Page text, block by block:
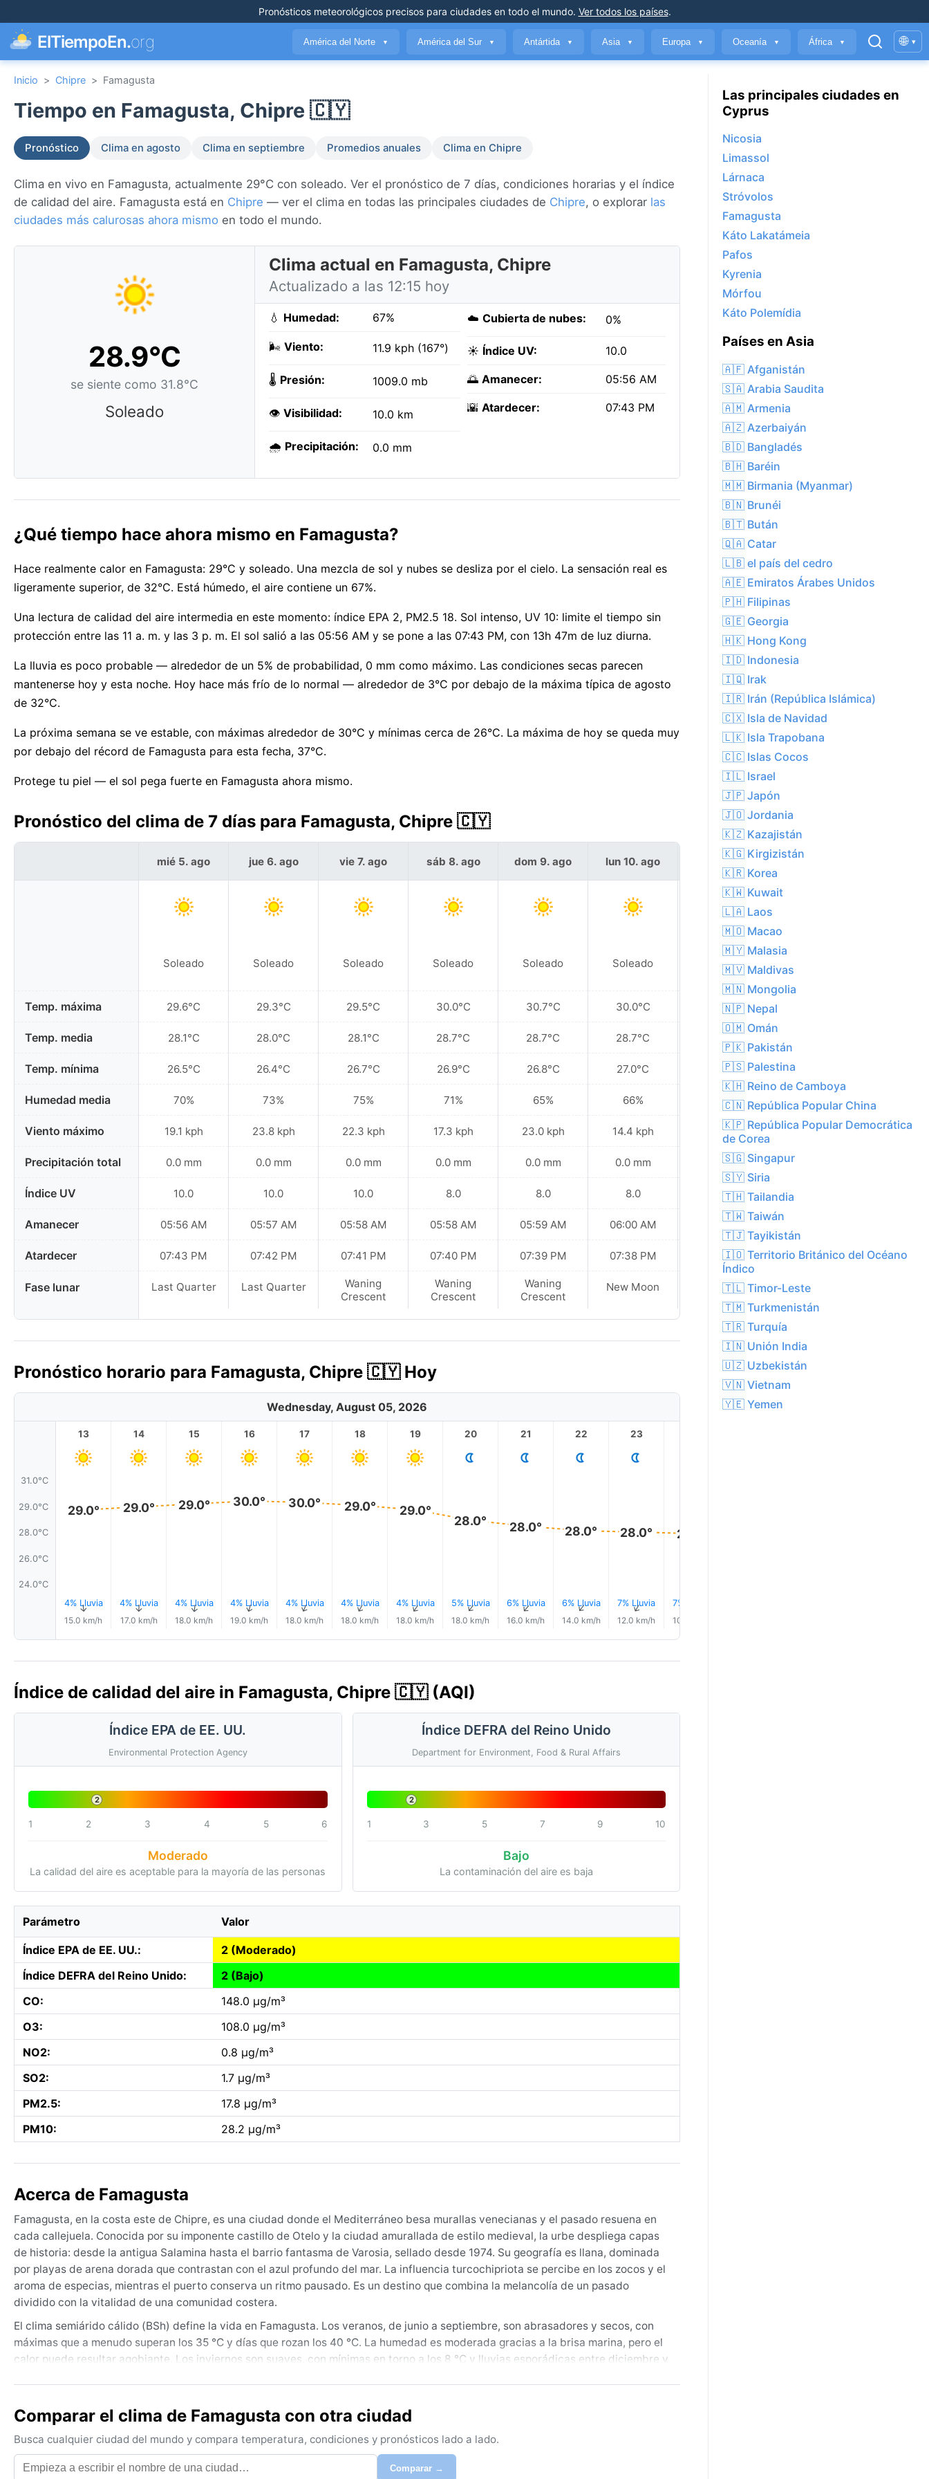
Pronósticos meteorológicos precisospara ciudades en todo el mundo. Ver todos los países.
ElTiempoEn.org América del Norte ▼ América del Sur ▼ Antártida ▼ Asia ▼ Europa ▼ Oceanía ▼ África ▼ 🌐 ▾
Inicio > Chipre > Famagusta
Tiempo en Famagusta, Chipre 🇨🇾
Pronóstico Clima en agosto Clima en septiembre Promedios anuales Clima en Chipre
Clima en vivo en Famagusta, actualmente 29°C con soleado. Ver el pronóstico de 7 días, condiciones horarias y el índice
de calidad del aire. Famagusta está en Chipre — ver el clima en todas las principales ciudades de Chipre, o explorar las
ciudades más calurosas ahora mismo en todo el mundo.
28.9°C
se siente como 31.8°C
Soleado
Clima actual en Famagusta, Chipre
Actualizado a las 12:15 hoy
💧 Humedad: 67%
🌬️ Viento: 11.9 kph (167°)
🌡️ Presión: 1009.0 mb
👁️ Visibilidad: 10.0 km
🌧️ Precipitación: 0.0 mm
☁️ Cubierta de nubes: 0%
☀️ Índice UV: 10.0
🌅 Amanecer: 05:56 AM
🌇 Atardecer: 07:43 PM
¿Qué tiempo hace ahora mismo en Famagusta?
Hace realmente calor en Famagusta: 29°C y soleado. Una mezcla de sol y nubes se desliza por el cielo. La sensación real es
ligeramente superior, de 32°C. Está húmedo, el aire contiene un 67%.
Una lectura de calidad del aire intermedia en este momento: índice EPA 2, PM2.5 18. Sol intenso, UV 10: limite el tiempo sin
protección entre las 11 a. m. y las 3 p. m. El sol salió a las 05:56 AM y se pone a las 07:43 PM, con 13h 47m de luz diurna.
La lluvia es poco probable — alrededor de un 5% de probabilidad, 0 mm como máximo. Las condiciones secas parecen
mantenerse hoy y esta noche. Hoy hace más frío de lo normal — alrededor de 3°C por debajo de la máxima típica de agosto
de 32°C.
La próxima semana se ve estable, con máximas alrededor de 30°C y mínimas cerca de 26°C. La máxima de hoy se queda muy
por debajo del récord de Famagusta para esta fecha, 37°C.
Protege tu piel — el sol pega fuerte en Famagusta ahora mismo.
Pronóstico del clima de 7 días para Famagusta, Chipre 🇨🇾
Temp. máxima
Temp. media
Temp. mínima
Humedad media
Viento máximo
Precipitación total
Índice UV
Amanecer
Atardecer
Fase lunar
mié 5. ago
Soleado
29.6°C
28.1°C
26.5°C
70%
19.1 kph
0.0 mm
10.0
05:56 AM
07:43 PM
Last Quarter
jue 6. ago
Soleado
29.3°C
28.0°C
26.4°C
73%
23.8 kph
0.0 mm
10.0
05:57 AM
07:42 PM
Last Quarter
vie 7. ago
Soleado
29.5°C
28.1°C
26.7°C
75%
22.3 kph
0.0 mm
10.0
05:58 AM
07:41 PM
Waning
Crescent
sáb 8. ago
Soleado
30.0°C
28.7°C
26.9°C
71%
17.3 kph
0.0 mm
8.0
05:58 AM
07:40 PM
Waning
Crescent
dom 9. ago
Soleado
30.7°C
28.7°C
26.8°C
65%
23.0 kph
0.0 mm
8.0
05:59 AM
07:39 PM
Waning
Crescent
lun 10. ago
Soleado
30.0°C
28.7°C
27.0°C
66%
14.4 kph
0.0 mm
8.0
06:00 AM
07:38 PM
New Moon
mar 11. ago
Soleado
30.8°C
29.3°C
27.4°C
66%
17.3 kph
0.0 mm
8.0
06:01 AM
07:37 PM
New Moon
Pronóstico horario para Famagusta, Chipre 🇨🇾 Hoy
Wednesday, August 05, 2026
31.0°C
29.0°C
28.0°C
26.0°C
24.0°C
13
29.0°
4% Lluvia
↑
15.0 km/h
14
29.0°
4% Lluvia
↑
17.0 km/h
15
29.0°
4% Lluvia
↑
18.0 km/h
16
30.0°
4% Lluvia
↑
19.0 km/h
17
30.0°
4% Lluvia
↑
18.0 km/h
18
29.0°
4% Lluvia
↑
18.0 km/h
19
29.0°
4% Lluvia
↑
18.0 km/h
20
28.0°
5% Lluvia
↑
18.0 km/h
21
28.0°
6% Lluvia
↑
16.0 km/h
22
28.0°
6% Lluvia
↑
14.0 km/h
23
28.0°
7% Lluvia
↑
12.0 km/h
27.0°
7% Lluvia
10.0 km/h
Índice de calidad del aire in Famagusta, Chipre 🇨🇾 (AQI)
Índice EPA de EE. UU.
Environmental Protection Agency
2
1 2 3 4 5 6
Moderado
La calidad del aire es aceptable para la mayoría de las personas
Índice DEFRA del Reino Unido
Department for Environment, Food & Rural Affairs
2
1 3 5 7 9 10
Bajo
La contaminación del aire es baja
Parámetro Valor
Índice EPA de EE. UU.:
2 (Moderado)
Índice DEFRA del Reino Unido:
2 (Bajo)
CO:
148.0 µg/m³
O3:
108.0 µg/m³
NO2:
0.8 µg/m³
SO2:
1.7 µg/m³
PM2.5:
17.8 µg/m³
PM10:
28.2 µg/m³
Acerca de Famagusta
Famagusta, en la costa este de Chipre, es una ciudad donde el Mediterráneo besa murallas venecianas y el pasado resuena en
cada callejuela. Conocida por su imponente castillo de Otelo y la ciudad amurallada de estilo medieval, la urbe despliega capas
de historia: desde la antigua Salamina hasta el barrio fantasma de Varosia, sellado desde 1974. Su geografía es llana, dominada
por playas de arena dorada que contrastan con el azul profundo del mar. La influencia turcochipriota se percibe en los zocos y el
aroma de especias, mientras el puerto conserva un ritmo pausado. Es un destino que combina la melancolía de un pasado
dividido con la vitalidad de una comunidad costera.
El clima semiárido cálido (BSh) define la vida en Famagusta. Los veranos, de junio a septiembre, son abrasadores y secos, con
máximas que a menudo superan los 35 °C y días que rozan los 40 °C. La humedad es moderada gracias a la brisa marina, pero el
calor puede resultar agobiante. Los inviernos son suaves, con mínimas en torno a los 8 °C y lluvias esporádicas entre diciembre y
noches invernales y calzado cómodo para explorar las ruinas.
La mejor época para visitar Famagusta desde el punto de vista climático se extiende de marzo a mayo y de septiembre a
noviembre, cuando las temperaturas son templadas y el sol brilla sin el rigor estival. Un fenómeno característico es el siroco,
viento del sur que arrastra polvo del Sahara, cubriendo la ciudad con una neblina rojiza que reduce la visibilidad. No hay
Comparar el clima de Famagusta con otra ciudad
Busca cualquier ciudad del mundo y compara temperatura, condiciones y pronósticos lado a lado.
Comparar →
Las principales ciudades en
Cyprus
Nicosia
Limassol
Lárnaca
Stróvolos
Famagusta
Káto Lakatámeia
Pafos
Kyrenia
Mórfou
Káto Polemídia
Países en Asia
🇦🇫 Afganistán
🇸🇦 Arabia Saudita
🇦🇲 Armenia
🇦🇿 Azerbaiyán
🇧🇩 Bangladés
🇧🇭 Baréin
🇲🇲 Birmania (Myanmar)
🇧🇳 Brunéi
🇧🇹 Bután
🇶🇦 Catar
🇱🇧 el país del cedro
🇦🇪 Emiratos Árabes Unidos
🇵🇭 Filipinas
🇬🇪 Georgia
🇭🇰 Hong Kong
🇮🇩 Indonesia
🇮🇶 Irak
🇮🇷 Irán (República Islámica)
🇨🇽 Isla de Navidad
🇱🇰 Isla Trapobana
🇨🇨 Islas Cocos
🇮🇱 Israel
🇯🇵 Japón
🇯🇴 Jordania
🇰🇿 Kazajistán
🇰🇬 Kirgizistán
🇰🇷 Korea
🇰🇼 Kuwait
🇱🇦 Laos
🇲🇴 Macao
🇲🇾 Malasia
🇲🇻 Maldivas
🇲🇳 Mongolia
🇳🇵 Nepal
🇴🇲 Omán
🇵🇰 Pakistán
🇵🇸 Palestina
🇰🇭 Reino de Camboya
🇨🇳 República Popular China
🇰🇵 República Popular Democrática
de Corea
🇸🇬 Singapur
🇸🇾 Siria
🇹🇭 Tailandia
🇹🇼 Taiwán
🇹🇯 Tayikistán
🇮🇴 Territorio Británico del Océano
Índico
🇹🇱 Timor-Leste
🇹🇲 Turkmenistán
🇹🇷 Turquía
🇮🇳 Unión India
🇺🇿 Uzbekistán
🇻🇳 Vietnam
🇾🇪 Yemen